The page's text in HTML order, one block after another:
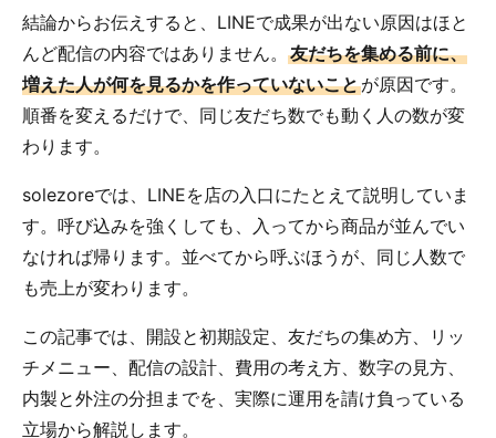
結論からお伝えすると、LINEで成果が出ない原因はほと
んど配信の内容ではありません。 友だちを集める前に、
増えた人が何を見るかを作っていないことが原因です。
順番を変えるだけで、同じ友だち数でも動く人の数が変
わります。
solezoreでは、LINEを店の入口にたとえて説明していま
す。呼び込みを強くしても、入ってから商品が並んでい
なければ帰ります。並べてから呼ぶほうが、同じ人数で
も売上が変わります。
この記事では、開設と初期設定、友だちの集め方、リッ
チメニュー、配信の設計、費用の考え方、数字の見方、
内製と外注の分担までを、実際に運用を請け負っている
立場から解説します。